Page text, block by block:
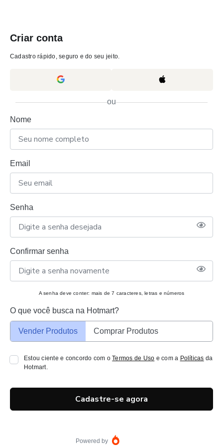
Criar conta
Cadastro rápido, seguro e do seu jeito.
ou
Nome
Email
Senha
Confirmar senha
A senha deve conter: mais de 7 caracteres, letras e números
O que você busca na Hotmart?
Vender Produtos Comprar Produtos
Estou ciente e concordo com oTermos de Uso e com a Políticas da
Hotmart.
Cadastre-se agora
Powered by